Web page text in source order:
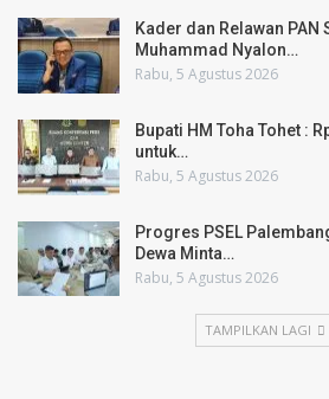
Kader dan Relawan
Muhammad Nyalon…
Rabu, 5 Agustus 2026
Bupati HM Toha Tohet :
untuk…
Rabu, 5 Agustus 2026
Progres PSEL
Dewa Minta…
Rabu, 5 Agustus 2026
TAMPILKAN LAGI